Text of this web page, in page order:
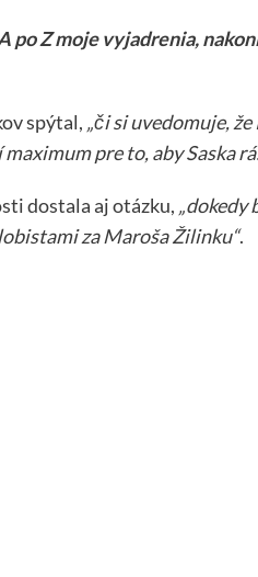
po Z moje vyjadrenia,
spýtal, „či si uvedomuje,
pre to, aby Saska
dostala aj otázku, „dokedy
za Maroša Žilinku“.